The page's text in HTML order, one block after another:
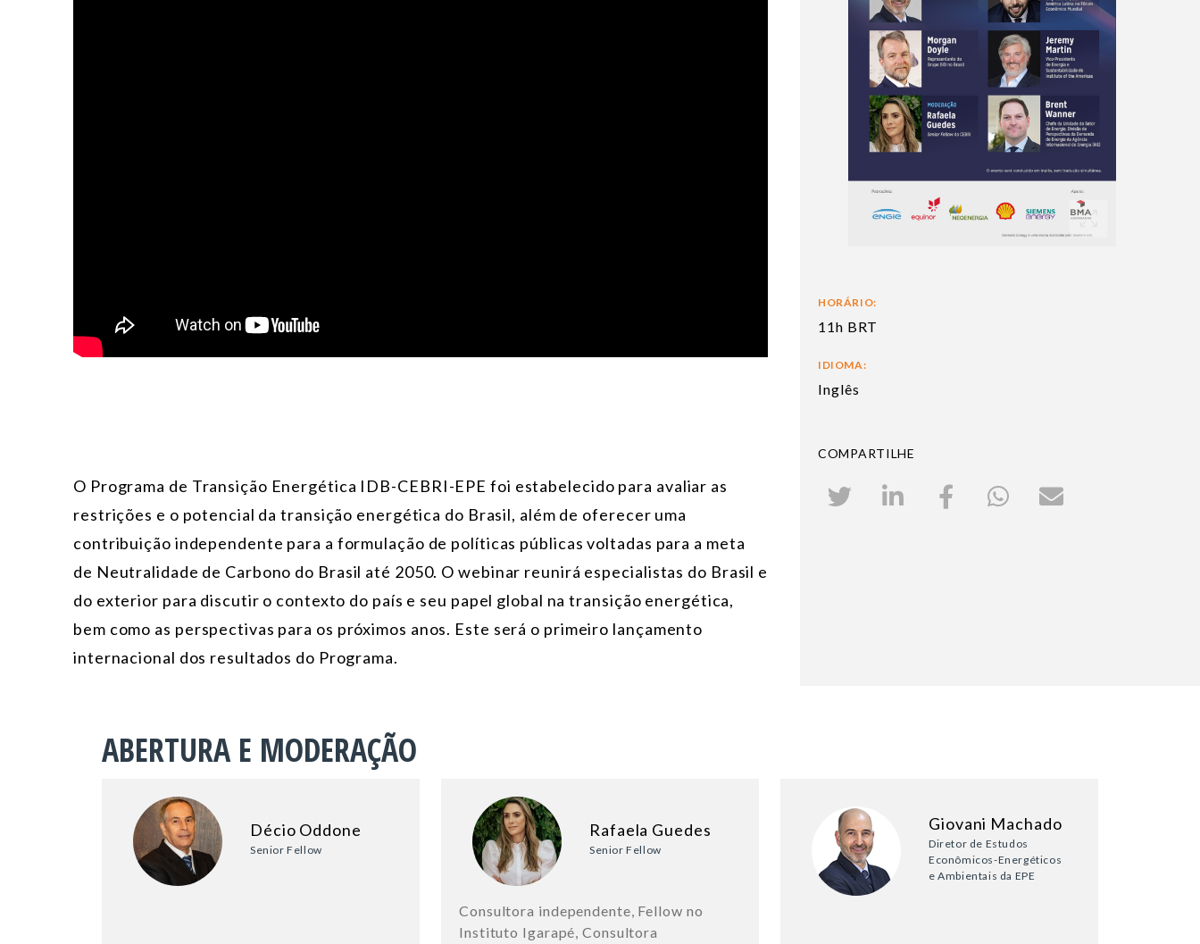
O Programa de Transição Energética IDB-CEBRI-EPE foi estabelecido para avaliar as
restrições e o potencial da transição energética do Brasil, além de oferecer uma
contribuição independente para a formulação de políticas públicas voltadas para a meta
de Neutralidade de Carbono do Brasil até 2050. O webinar reunirá especialistas do Brasil e
do exterior para discutir o contexto do país e seu papel global na transição energética,
bem como as perspectivas para os próximos anos. Este será o primeiro lançamento
internacional dos resultados do Programa.
HORÁRIO:
11h BRT
IDIOMA:
Inglês
COMPARTILHE
ABERTURA E MODERAÇÃO
Décio Oddone
Senior Fellow
Rafaela Guedes
Senior Fellow
Consultora independente, Fellow no
Instituto Igarapé, Consultora
Giovani Machado
Diretor de Estudos
Econômicos-Energéticos
e Ambientais da EPE